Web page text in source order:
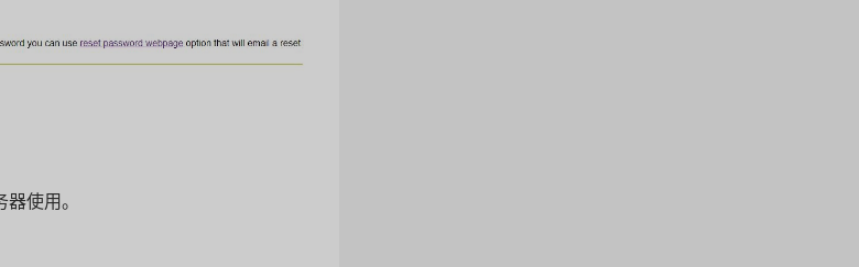
使用。